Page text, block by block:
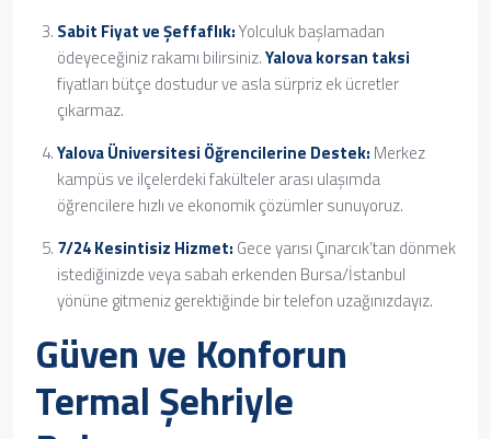
Sabit Fiyat ve Şeffaflık:Yolculuk başlamadan
ödeyeceğiniz rakamı bilirsiniz.Yalova korsan taksi
fiyatları bütçe dostudur ve asla sürpriz ek ücretler
çıkarmaz.
Yalova Üniversitesi Öğrencilerine Destek: Merkez
kampüs ve ilçelerdeki fakülteler arası ulaşımda
öğrencilere hızlı ve ekonomik çözümler sunuyoruz.
7/24 Kesintisiz Hizmet: Gece yarısı Çınarcık’tan dönmek
istediğinizde veya sabah erkenden Bursa/İstanbul
yönüne gitmeniz gerektiğinde bir telefon uzağınızdayız.
Güven ve Konforun
Termal Şehriyle